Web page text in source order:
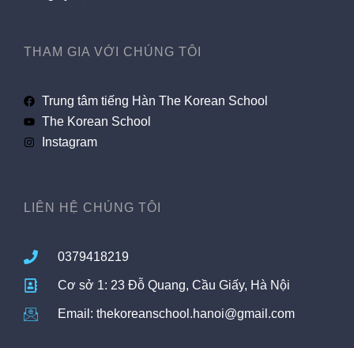
THAM GIA VỚI CHÚNG TÔI
Trung tâm tiếng Hàn The Korean School
The Korean School
Instagram
LIÊN HỆ CHÚNG TÔI
0379418219
Cơ sở 1: 23 Đỗ Quang, Cầu Giấy, Hà Nội
Email: thekoreanschool.hanoi@gmail.com